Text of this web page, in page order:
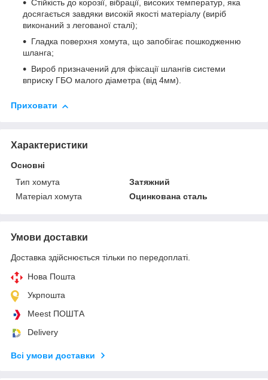
Стійкість до корозії, вібрації, високих температур, яка
досягається завдяки високій якості матеріалу (виріб
виконаний з легованої сталі);
Гладка поверхня хомута, що запобігає пошкодженню
шланга;
Вироб призначений для фіксації шлангів системи
вприску ГБО малого діаметра (від 4мм).
Приховати
Характеристики
Основні
Тип хомута
Затяжний
Матеріал хомута
Оцинкована сталь
Умови доставки
Доставка здійснюється тільки по передоплаті.
Нова Пошта
Укрпошта
Meest ПОШТА
Delivery
Всі умови доставки